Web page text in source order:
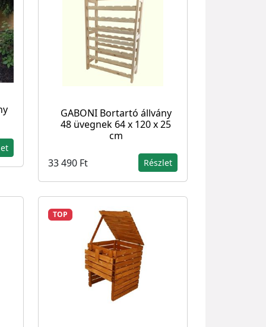
GABONI Bortartó állvány
48 üvegnek 64 x 120 x 25
cm
33 490 Ft Részlet
TOP